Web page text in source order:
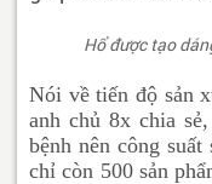
Hổ được tạo
Nói về tiến độ sản
anh chủ 8x chia
bệnh nên công
chỉ còn 500 sản